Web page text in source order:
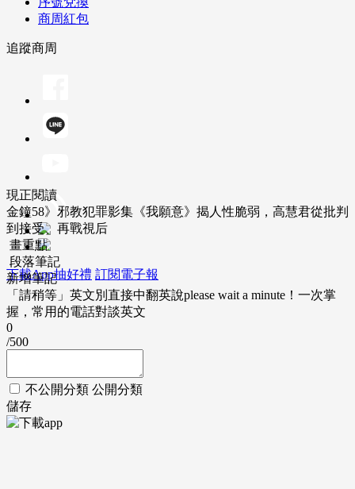
商周紅包
追蹤商周
下載App抽好禮 訂閱電子報
現正閱讀
金鐘58》邪教犯罪影集《我願意》揭人性脆弱，高慧君從批判
到接受、再戰視后
畫重點
段落筆記
新增筆記
「請稍等」英文別直接中翻英說please wait a minute！一次掌
握，常用的電話對談英文
0
/500
不公開分類 公開分類
儲存